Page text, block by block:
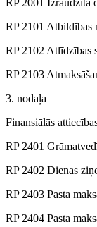
RP 2001 Izraudzītā
RP 2101 Atbildības
RP 2102 Atlīdzības
RP 2103
3. nodaļa
Finansiālās
RP 2401
RP 2402 Dienas
RP 2403 Pasta
RP 2404 Pasta